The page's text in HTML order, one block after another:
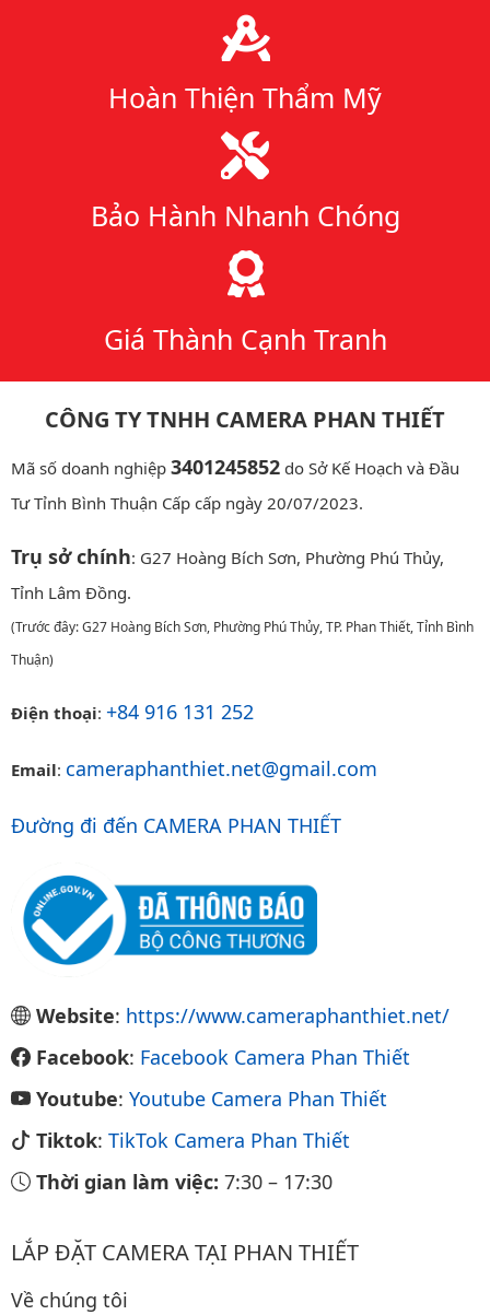
Hoàn Thiện Thẩm Mỹ
Bảo Hành Nhanh Chóng
Giá Thành Cạnh Tranh
CÔNG TY TNHH CAMERA PHAN THIẾT
Mã số doanh nghiệp 3401245852 do Sở Kế Hoạch và Đầu
Tư Tỉnh Bình Thuận Cấp cấp ngày 20/07/2023.
Trụ sở chính: G27 Hoàng Bích Sơn, Phường Phú Thủy,
Tỉnh Lâm Đồng.
(Trước đây: G27 Hoàng Bích Sơn, Phường Phú Thủy, TP. Phan Thiết, Tỉnh Bình
Thuận)
Điện thoại: +84 916 131 252
Email: cameraphanthiet.net@gmail.com
Đường đi đến CAMERA PHAN THIẾT
Website: https://www.cameraphanthiet.net/
Facebook: Facebook Camera Phan Thiết
Youtube: Youtube Camera Phan Thiết
Tiktok: TikTok Camera Phan Thiết
Thời gian làm việc: 7:30 – 17:30
LẮP ĐẶT CAMERA TẠI PHAN THIẾT
Về chúng tôi